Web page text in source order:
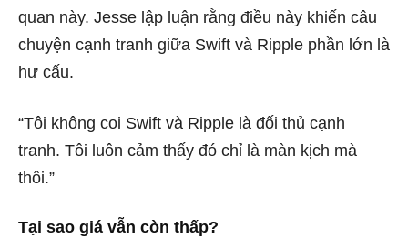
quan này. Jesse lập luận rằng điều này khiến câu
chuyện cạnh tranh giữa Swift và Ripple phần lớn là
hư cấu.
“Tôi không coi Swift và Ripple là đối thủ cạnh
tranh. Tôi luôn cảm thấy đó chỉ là màn kịch mà
thôi.”
Tại sao giá vẫn còn thấp?